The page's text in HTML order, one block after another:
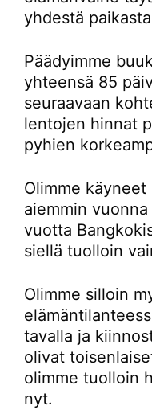
yhdestä
Päädyimme
yhteensä 85
seuraavaan
lentojen hinnat
pyhien
Olimme käyneet
aiemmin
vuotta
siellä tuolloin
Olimme silloin
tavalla ja
olivat
olimme tuolloin
nyt.